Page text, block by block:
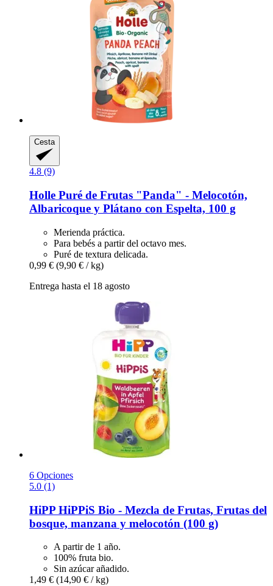
Cesta
4.8 (9)
Holle Puré de Frutas "Panda" -​ Melocotón,
Albaricoque y Plátano con Espelta, 100 g
Merienda práctica.
Para bebés a partir del octavo mes.
Puré de textura delicada.
0,99 € (9,90 € / kg)
Entrega hasta el 18 agosto
6 Opciones
5.0 (1)
HiPP HiPPiS Bio -​ Mezcla de Frutas, Frutas del
bosque, manzana y melocotón (100 g)
A partir de 1 año.
100% fruta bio.
Sin azúcar añadido.
1,49 € (14,90 € / kg)